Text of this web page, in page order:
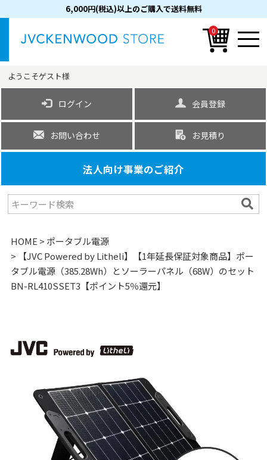
6,000円(税込)以上のご購入で送料無料
0
ようこそゲスト様
ログイン 会員登録
お問い合わせ お見積り
法人向け事業のご紹介
HOME
ポータブル電源
【JVC Powered by Litheli】【1年延長保証対象商品】ポー
タブル電源（385.28Wh）とソーラーパネル（68W）のセット
BN-RL410SSET3【ポイント5％還元】